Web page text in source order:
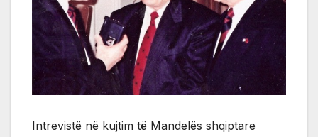
Intrevistë në kujtim të Mandelës shqiptare